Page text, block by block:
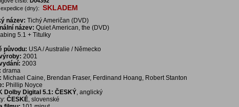
(dny): SKLADEM
název: Tichý Američan (DVD)
název: Quiet American, the (DVD)
5.1 + Titulky
původu: USA / Australie / Německo
2001
2003
drama
Michael Caine, Brendan Fraser, Ferdinand Hoang, Robert Stanton
Phillip Noyce
Dolby Digital 5.1: ČESKÝ, anglický
ČESKÉ, slovenské